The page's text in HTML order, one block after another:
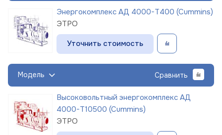
Энергокомплекс АД 4000-Т400 (Cummins)
ЭТРО
Уточнить стоимость
Модель Сравнить
Высоковольтный энергокомплекс АД
4000-Т10500 (Cummins)
ЭТРО